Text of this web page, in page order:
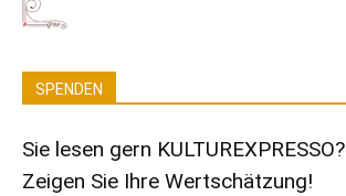
SPENDEN
Sie lesen gern KULTUREXPRESSO?
Zeigen Sie Ihre Wertschätzung!